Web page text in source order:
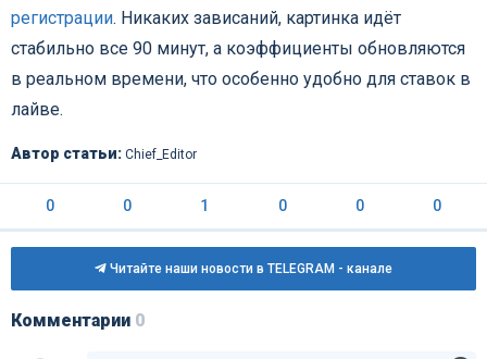
регистрации. Никаких зависаний, картинка идёт
стабильно все 90 минут, а коэффициенты обновляются
в реальном времени, что особенно удобно для ставок в
лайве.
Автор статьи: Chief_Editor
0 0 1 0 0 0
Читайте наши новости в TELEGRAM - канале
Комментарии 0